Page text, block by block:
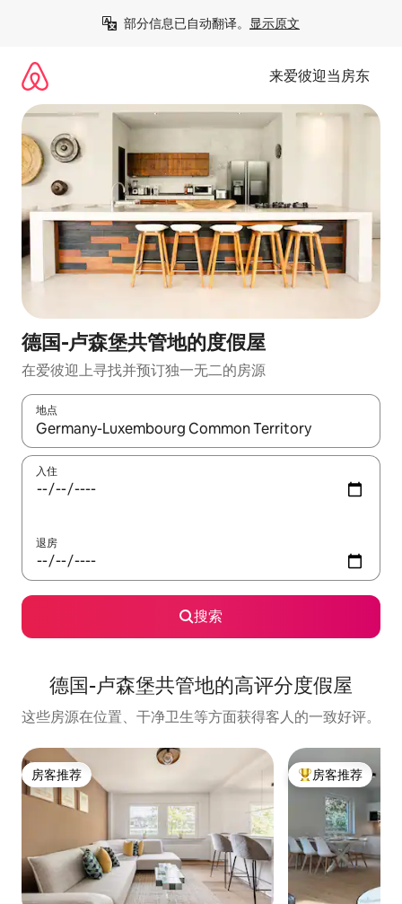
部分信息已自动翻译。 显示原文
来爱彼迎当房东
德国-卢森堡共管地的度假屋
在爱彼迎上寻找并预订独一无二的房源
地点
如有搜索结果，请使用上下方向键查看，或通过点击或滑动手势
入住
退房
搜索
德国-卢森堡共管地的高评分度假屋
这些房源在位置、干净卫生等方面获得客人的一致好评。
房客推荐
房客推荐 热门「房客推荐」
房客推荐